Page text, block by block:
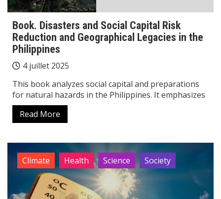
Book. Disasters and Social Capital Risk
Reduction and Geographical Legacies in the
Philippines
4 juillet 2025
This book analyzes social capital and preparations
for natural hazards in the Philippines. It emphasizes
Read More
Climate Health Science Society